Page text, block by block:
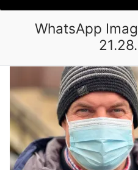
WhatsApp